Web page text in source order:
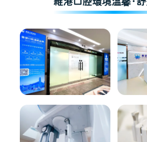
維港口腔環境溫馨·